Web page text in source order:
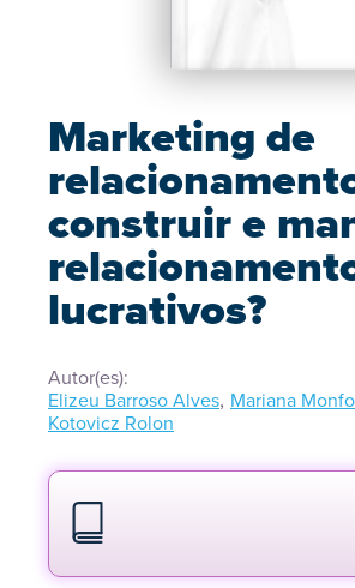
Marketing de
construir e
lucrativos?
Autor(es):
Elizeu Barroso Alves, Mariana
Kotovicz Rolon